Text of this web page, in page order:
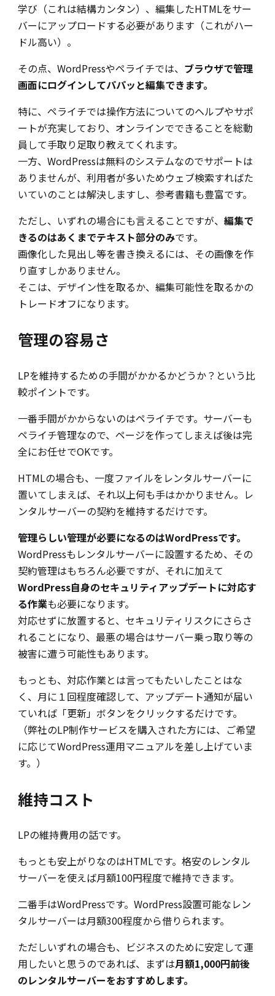
学び（これは結構カンタン）、編集したHTMLをサー
バーにアップロードする必要があります（これがハー
ドル高い）。
その点、WordPressやペライチでは、 ブラウザで管理
画面にログインしてパパッと編集できます。
特に、ペライチでは操作方法についてのヘルプやサポ
ートが充実しており、オンラインでできることを総動
員して手取り足取り教えてくれます。
一方、WordPressは無料のシステムなのでサポートは
ありませんが、利用者が多いためウェブ検索すればた
いていのことは解決しますし、参考書籍も豊富です。
ただし、いずれの場合にも言えることですが、編集で
きるのはあくまでテキスト部分のみです。
画像化した見出し等を書き換えるには、その画像を作
り直すしかありません。
そこは、デザイン性を取るか、編集可能性を取るかの
トレードオフになります。
管理の容易さ
LPを維持するための手間がかかるかどうか？という比
較ポイントです。
一番手間がかからないのはペライチです。サーバーも
ペライチ管理なので、ページを作ってしまえば後は完
全にお任せでOKです。
HTMLの場合も、一度ファイルをレンタルサーバーに
置いてしまえば、それ以上何も手はかかりません。レ
ンタルサーバーの契約を維持するだけです。
管理らしい管理が必要になるのはWordPressです。
WordPressもレンタルサーバーに設置するため、その
契約管理はもちろん必要ですが、それに加えて
WordPress自身のセキュリティアップデートに対応す
る作業も必要になります。
対応せずに放置すると、セキュリティリスクにさらさ
れることになり、最悪の場合はサーバー乗っ取り等の
被害に遭う可能性もあります。
もっとも、対応作業とは言ってもたいしたことはな
く、月に１回程度確認して、アップデート通知が届い
ていれば「更新」ボタンをクリックするだけです。
（弊社のLP制作サービスを購入された方には、ご希望
に応じてWordPress運用マニュアルを差し上げていま
す。）
維持コスト
LPの維持費用の話です。
もっとも安上がりなのはHTMLです。格安のレンタル
サーバーを使えば月額100円程度で維持できます。
二番手はWordPressです。WordPress設置可能なレン
タルサーバーは月額300程度から借りられます。
ただしいずれの場合も、ビジネスのために安定して運
用したいと思うのであれば、まずは月額1,000円前後
のレンタルサーバーをおすすめします。